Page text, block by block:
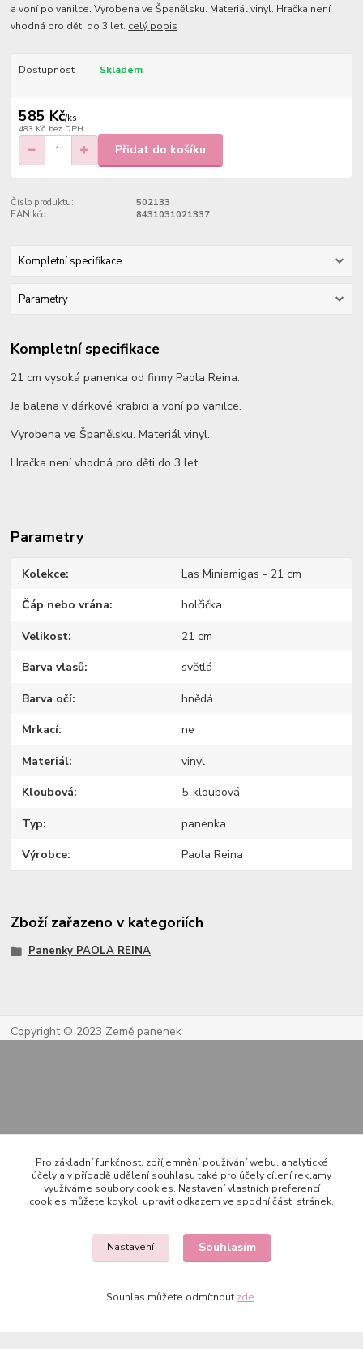
a voní po vanilce. Vyrobena ve Španělsku. Materiál vinyl. Hračka není
vhodná pro děti do 3 let. celý popis
Dostupnost Skladem
585 Kč/ks
483 Kč bez DPH
Přidat do košíku
Číslo produktu:
502133
EAN kód:
8431031021337
Kompletní specifikace
Parametry
Kompletní specifikace
21 cm vysoká panenka od firmy Paola Reina.
Je balena v dárkové krabici a voní po vanilce.
Vyrobena ve Španělsku. Materiál vinyl.
Hračka není vhodná pro děti do 3 let.
Parametry
Kolekce Las Miniamigas - 21 cm
Čáp nebo vrána holčička
Velikost 21 cm
Barva vlasů světlá
Barva očí hnědá
Mrkací ne
Materiál vinyl
Kloubová 5-kloubová
Typ panenka
Výrobce Paola Reina
Zboží zařazeno v kategoriích
Panenky PAOLA REINA
Copyright © 2023 Země panenek
Kontakty
722 000 724
Pro základní funkčnost, zpříjemnění používání webu, analytické
účely a v případě udělení souhlasu také pro účely cílení reklamy
využíváme soubory cookies. Nastavení vlastních preferencí
cookies můžete kdykoli upravit odkazem ve spodní části stránek.
Nastavení Souhlasím
Souhlas můžete odmítnout zde.